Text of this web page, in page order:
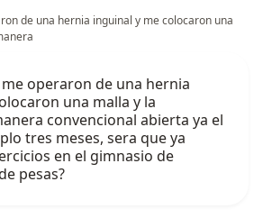
de una hernia inguinal y me colocaron una
operaron de una hernia
una malla y la
convencional abierta ya el
tres meses, sera que ya
en el gimnasio de
pesas?